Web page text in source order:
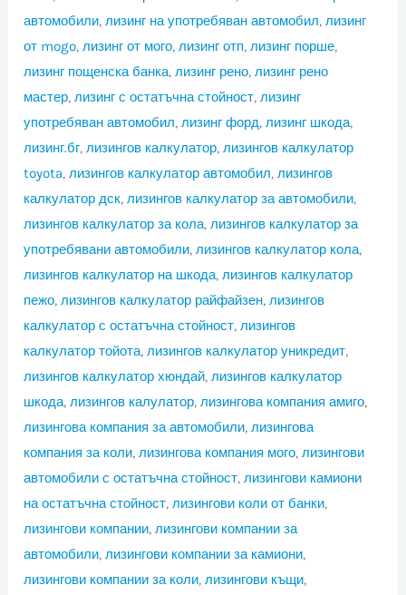
автомобили, лизинг на употребяван автомобил, лизинг
от mogo, лизинг от мого, лизинг отп, лизинг порше,
лизинг пощенска банка, лизинг рено, лизинг рено
мастер, лизинг с остатъчна стойност, лизинг
употребяван автомобил, лизинг форд, лизинг шкода,
лизинг.бг, лизингов калкулатор, лизингов калкулатор
toyota, лизингов калкулатор автомобил, лизингов
калкулатор дск, лизингов калкулатор за автомобили,
лизингов калкулатор за кола, лизингов калкулатор за
употребявани автомобили, лизингов калкулатор кола,
лизингов калкулатор на шкода, лизингов калкулатор
пежо, лизингов калкулатор райфайзен, лизингов
калкулатор с остатъчна стойност, лизингов
калкулатор тойота, лизингов калкулатор уникредит,
лизингов калкулатор хюндай, лизингов калкулатор
шкода, лизингов калулатор, лизингова компания амиго,
лизингова компания за автомобили, лизингова
компания за коли, лизингова компания мого, лизингови
автомобили с остатъчна стойност, лизингови камиони
на остатъчна стойност, лизингови коли от банки,
лизингови компании, лизингови компании за
автомобили, лизингови компании за камиони,
лизингови компании за коли, лизингови къщи,